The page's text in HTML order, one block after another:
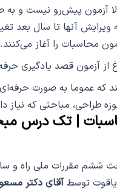
آزمون پیش‌رو نیست و به
ویرایش آنها تا سال بعد
محاسبات را آغاز می‌کنند.
‌از آزمون قصد یادگیری
که عموما به صورت
طراحی، مباحثی که نیاز
| تک درس
ملی راه و ساختمان و استاندارد
یاقوت توسطآقای دکتر